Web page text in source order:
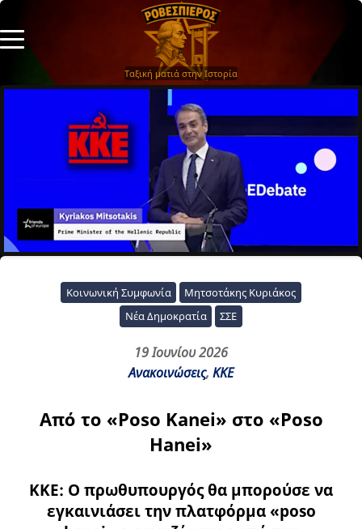
Ταξική ματιά στην Ιστορία
Κοινωνική Συμφωνία
Μητσοτάκης Κυριάκος
Νέα Δημοκρατία
ΣΣΕ
19 Ιουνίου 2026
Ανακοινώσεις, ΚΚΕ
Από το «Poso Kanei» στο «Poso
Hanei»
ΚΚΕ: Ο πρωθυπουργός θα μπορούσε να
εγκαινιάσει την πλατφόρμα «poso